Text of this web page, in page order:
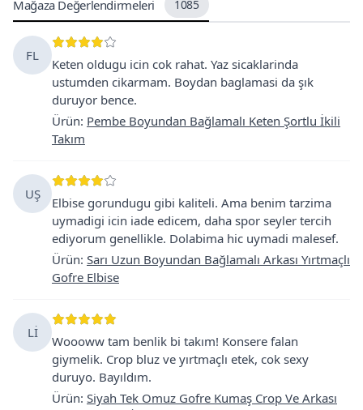
Mağaza Değerlendirmeleri 1085
FL
Keten oldugu icin cok rahat. Yaz sicaklarinda
ustumden cikarmam. Boydan baglamasi da şık
duruyor bence.
Ürün: Pembe Boyundan Bağlamalı Keten Şortlu İkili
Takım
UŞ
Elbise gorundugu gibi kaliteli. Ama benim tarzima
uymadigi icin iade edicem, daha spor seyler tercih
ediyorum genellikle. Dolabima hic uymadi malesef.
Ürün: Sarı Uzun Boyundan Bağlamalı Arkası Yırtmaçlı
Gofre Elbise
Lİ
Woooww tam benlik bi takım! Konsere falan
giymelik. Crop bluz ve yırtmaçlı etek, cok sexy
duruyo. Bayıldım.
Ürün: Siyah Tek Omuz Gofre Kumaş Crop Ve Arkası